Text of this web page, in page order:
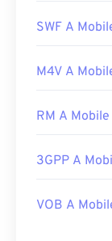
Essendo un
diffuse.DivX
e Windows.
Tra le
Xvid non
è
SWF A
M4V A
RM A
3GPP A
VOB A